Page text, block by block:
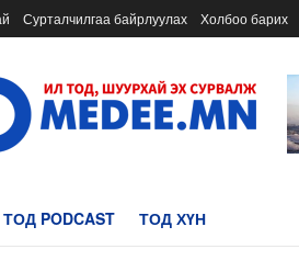
Сурталчилгаа байрлуулах Холбоо барих
ТОД PODCAST ТОД ХҮН